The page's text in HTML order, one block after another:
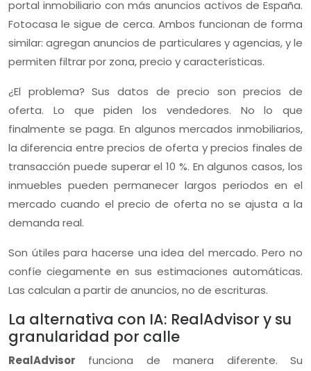
portal inmobiliario con más anuncios activos de España.
Fotocasa le sigue de cerca. Ambos funcionan de forma
similar: agregan anuncios de particulares y agencias, y le
permiten filtrar por zona, precio y características.
¿El problema? Sus datos de precio son precios de
oferta. Lo que piden los vendedores. No lo que
finalmente se paga. En algunos mercados inmobiliarios,
la diferencia entre precios de oferta y precios finales de
transacción puede superar el 10 %. En algunos casos, los
inmuebles pueden permanecer largos periodos en el
mercado cuando el precio de oferta no se ajusta a la
demanda real.
Son útiles para hacerse una idea del mercado. Pero no
confíe ciegamente en sus estimaciones automáticas.
Las calculan a partir de anuncios, no de escrituras.
La alternativa con IA: RealAdvisor y su
granularidad por calle
RealAdvisor funciona de manera diferente. Su